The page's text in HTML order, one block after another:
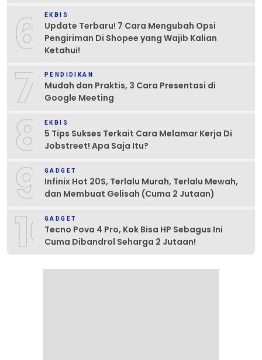
6 EKBIS
Update Terbaru! 7 Cara Mengubah Opsi
Pengiriman Di Shopee yang Wajib Kalian
Ketahui!
7 PENDIDIKAN
Mudah dan Praktis, 3 Cara Presentasi di
Google Meeting
8 EKBIS
5 Tips Sukses Terkait Cara Melamar Kerja Di
Jobstreet! Apa Saja Itu?
9 GADGET
Infinix Hot 20S, Terlalu Murah, Terlalu Mewah,
dan Membuat Gelisah (Cuma 2 Jutaan)
10GADGET
Tecno Pova 4 Pro, Kok Bisa HP Sebagus Ini
Cuma Dibandrol Seharga 2 Jutaan!